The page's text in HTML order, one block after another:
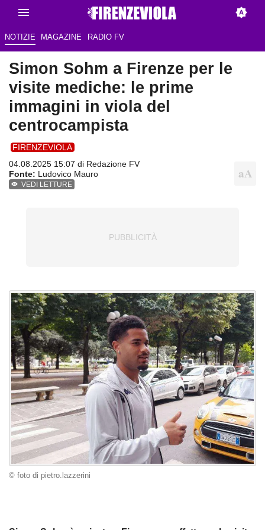
NOTIZIE MAGAZINE RADIO FV
Simon Sohm a Firenze per le
visite mediche: le prime
immagini in viola del
centrocampista
FIRENZEVIOLA
04.08.2025 15:07 di Redazione FV
Fonte: Ludovico Mauro
VEDI LETTURE
© foto di pietro.lazzerini